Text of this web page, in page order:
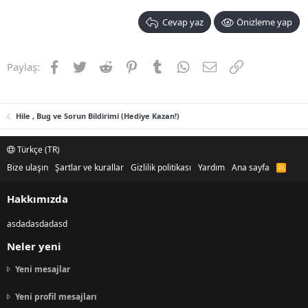
Cevap yaz Önizleme yap
Paylaş: Facebook
TwitterReddit PinterestTumblrWhatsApp
E-postaLink
Hile , Bug ve Sorun Bildirimi (Hediye Kazan!)
Türkçe (TR)
Bize ulaşın Şartlar ve kurallar Gizlilik politikası Yardım Ana sayfa
R
Hakkımızda
asdadasdadasd
Neler yeni
Yeni mesajlar
Yeni profil mesajları